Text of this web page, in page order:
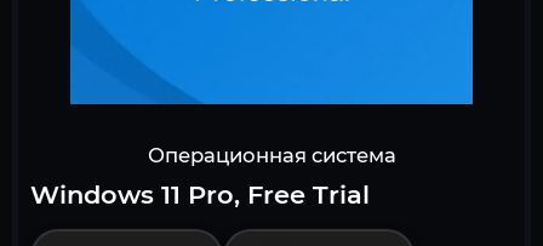
Операционная система
Windows 11 Pro, Free Trial